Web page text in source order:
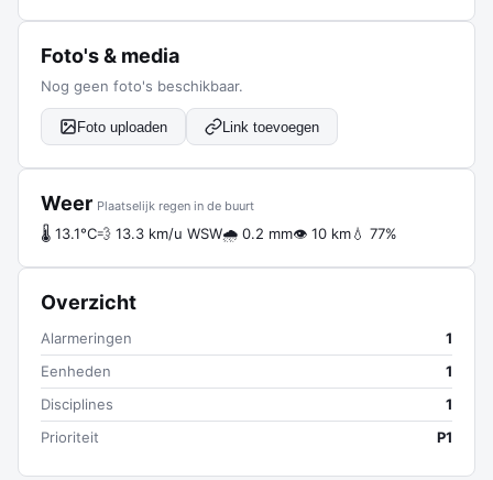
Foto's & media
Nog geen foto's beschikbaar.
Foto uploaden Link toevoegen
Weer Plaatselijk regen in de buurt
🌡 13.1°C💨 13.3 km/u WSW🌧 0.2 mm👁 10 km💧 77%
Overzicht
Alarmeringen
1
Eenheden
1
Disciplines
1
Prioriteit
P1